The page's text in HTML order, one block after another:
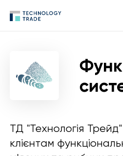
ТД "Технологія
клієнтам